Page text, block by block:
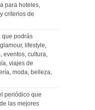
para hoteles,
criterios de
que podrás
lifestyle,
eventos, cultura,
viajes de
moda, belleza,
periódico que
las mejores